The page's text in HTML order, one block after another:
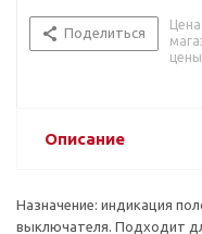
Поделиться
цены
Описание
Назначение: индикация
выключателя. Подходит